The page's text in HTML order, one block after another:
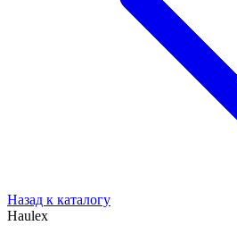
Назад к каталогу
Haulex